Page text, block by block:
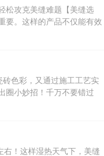
松攻克美缝难题【美缝选
要。这样的产品不仅能有效
砖色彩，又通过施工工艺实
圈小妙招！千万不要错过
右！这样湿热天气下，美缝